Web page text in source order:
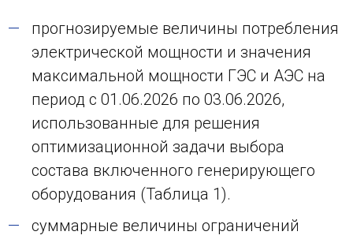
прогнозируемые величины потребления
электрической мощности и значения
максимальной мощности ГЭС и АЭС на
период с 01.06.2026 по 03.06.2026,
использованные для решения
оптимизационной задачи выбора
состава включенного генерирующего
оборудования (Таблица 1).
суммарные величины ограничений